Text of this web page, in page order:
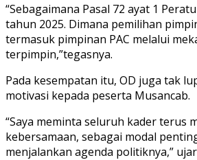
“Sebagaimana Pasal 72 ayat 1
tahun 2025. Dimana pemilihan
termasuk pimpinan PAC melalui
terpimpin,”tegasnya.
Pada kesempatan itu, OD juga tak
motivasi kepada peserta Musancab.
“Saya meminta seluruh kader terus
kebersamaan, sebagai modal
menjalankan agenda politiknya,”